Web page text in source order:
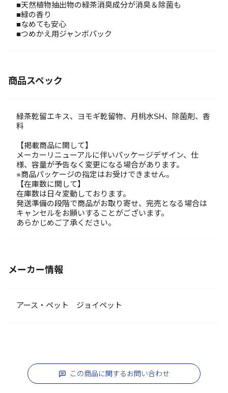
■天然植物抽出物の緑茶消臭成分が消臭＆除菌も
■緑の香り
■なめても安心
■つめかえ用ジャンボパック
商品スペック
緑茶乾留エキス、ヨモギ乾留物、月桃水SH、除菌剤、香
料
【掲載商品に関して】
メーカーリニューアルに伴いパッケージデザイン、仕
様、容量が予告なく変更になる場合があります。
※商品パッケージの指定はお受けできません。
【在庫数に関して】
在庫数は日々変動しております。
発送準備の段階で商品がお取り寄せ、完売となる場合は
キャンセルをお願いすることがございます。
あらかじめご了承ください。
メーカー情報
アース・ペット ジョイペット
この商品に関するお問い合わせ